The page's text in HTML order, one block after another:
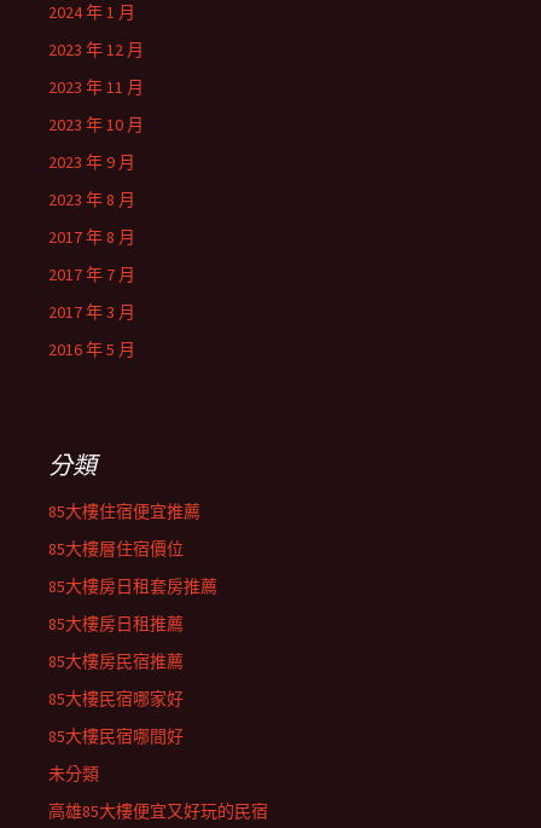
2024 年 1 月
2023 年 12 月
2023 年 11 月
2023 年 10 月
2023 年 9 月
2023 年 8 月
2017 年 8 月
2017 年 7 月
2017 年 3 月
2016 年 5 月
分類
85大樓住宿便宜推薦
85大樓層住宿價位
85大樓房日租套房推薦
85大樓房日租推薦
85大樓房民宿推薦
85大樓民宿哪家好
85大樓民宿哪間好
未分類
高雄85大樓便宜又好玩的民宿